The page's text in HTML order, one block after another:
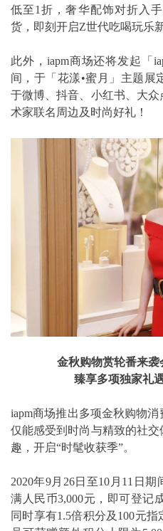
低至1折，奢华配饰对折入
货，即刻开启Z世代吃喝玩乐
此外，iapm商场还将发起「
间，于「花漾•蜜月」主题展
于微博、抖音、小红书、大
术家联名周边及时尚好礼！
金秋购物赏轮番来
臻享多项独家礼
iapm商场推出多项金秋购物
仅能感受到时尚与精致的社
趣，开启“时髦收获季”。
2020年9月26日至10月11日
满人民币3,000元，即可登记
同时享有1.5倍积分及100元